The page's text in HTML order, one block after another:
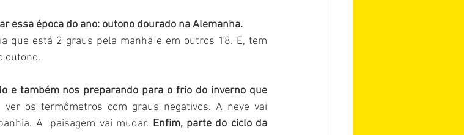
essa época do ano: outono dourado na Alemanha.
que está 2 graus pela manhã e em outros 18. E, tem
outono.
e também nos preparando para o frio do inverno que
ver os termômetros com graus negativos. A neve vai
A  paisagem vai mudar. Enfim, parte do ciclo da